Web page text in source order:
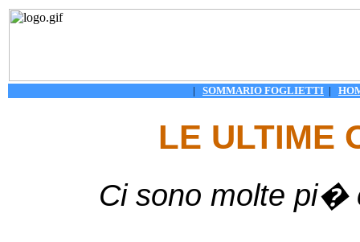
| SOMMARIO FOGLIETTI |
LE ULTIME
Ci sono molte pi�